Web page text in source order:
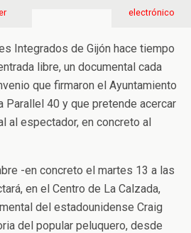
electrónico
Integrados de Gijón hace tiempo
libre, un documental cada
que firmaron el Ayuntamiento
Parallel 40 y que pretende acercar
al espectador, en concreto al
-en concreto el martes 13 a las
en el Centro de La Calzada,
del estadounidense Craig
del popular peluquero, desde